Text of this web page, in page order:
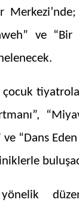
ve “Bir
ve “Dans